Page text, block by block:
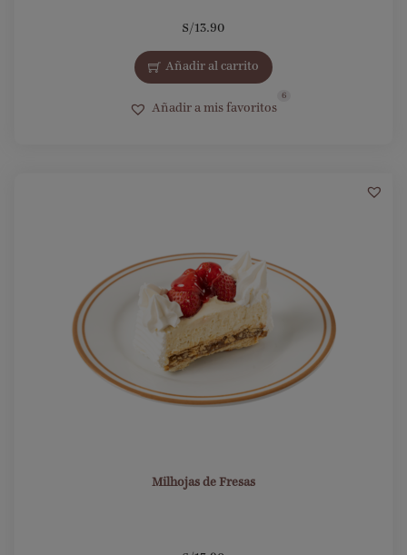
S/13.90
Añadir al carrito
Añadir a mis favoritos
6
Milhojas de Fresas